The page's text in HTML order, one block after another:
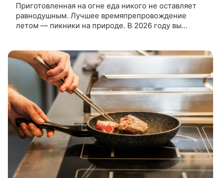
Приготовленная на огне еда никого не оставляет
равнодушным. Лучшее времяпрепровождение
летом — пикники на природе. В 2026 году вы